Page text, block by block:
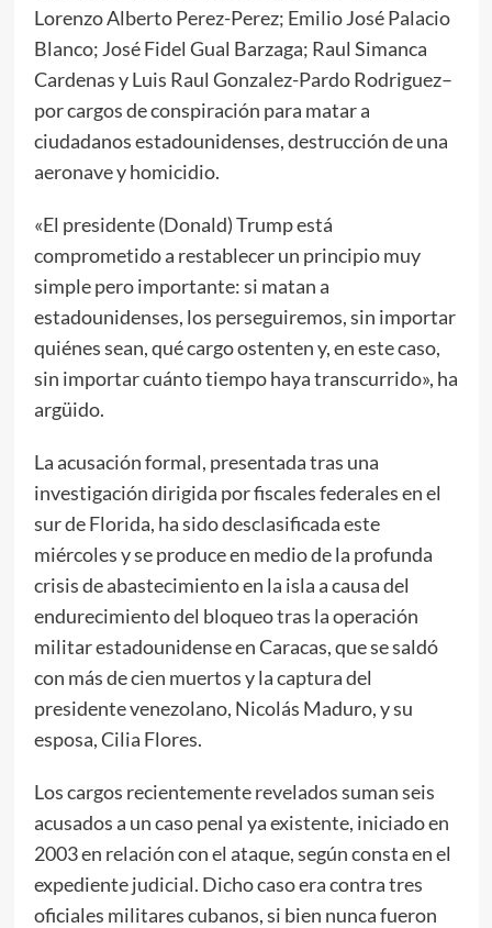
Lorenzo Alberto Perez-Perez; Emilio José Palacio
Blanco; José Fidel Gual Barzaga; Raul Simanca
Cardenas y Luis Raul Gonzalez-Pardo Rodriguez–
por cargos de conspiración para matar a
ciudadanos estadounidenses, destrucción de una
aeronave y homicidio.
«El presidente (Donald) Trump está
comprometido a restablecer un principio muy
simple pero importante: si matan a
estadounidenses, los perseguiremos, sin importar
quiénes sean, qué cargo ostenten y, en este caso,
sin importar cuánto tiempo haya transcurrido», ha
argüido.
La acusación formal, presentada tras una
investigación dirigida por fiscales federales en el
sur de Florida, ha sido desclasificada este
miércoles y se produce en medio de la profunda
crisis de abastecimiento en la isla a causa del
endurecimiento del bloqueo tras la operación
militar estadounidense en Caracas, que se saldó
con más de cien muertos y la captura del
presidente venezolano, Nicolás Maduro, y su
esposa, Cilia Flores.
Los cargos recientemente revelados suman seis
acusados a un caso penal ya existente, iniciado en
2003 en relación con el ataque, según consta en el
expediente judicial. Dicho caso era contra tres
oficiales militares cubanos, si bien nunca fueron